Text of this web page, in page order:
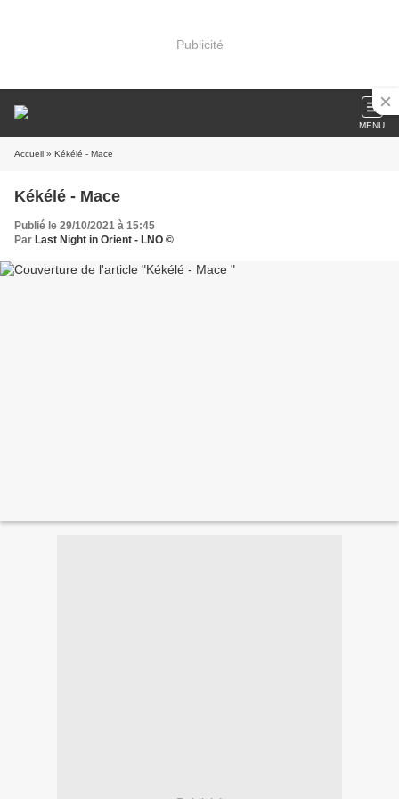
Publicité
MENU
Accueil » Kékélé - Mace
Kékélé - Mace
Publié le 29/10/2021 à 15:45
Par Last Night in Orient - LNO ©